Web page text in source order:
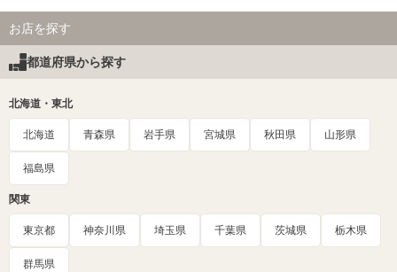
お店を探す
都道府県から探す
北海道・東北
北海道 青森県 岩手県 宮城県 秋田県 山形県
福島県
関東
東京都 神奈川県 埼玉県 千葉県 茨城県 栃木県
群馬県